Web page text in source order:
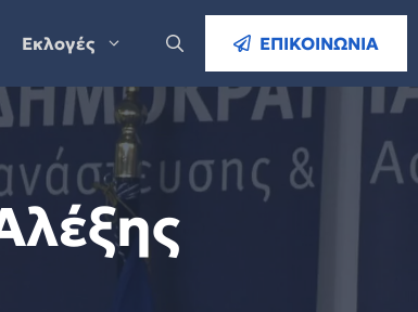
Εκλογές ΕΠΙΚΟΙΝΩΝΙΑ